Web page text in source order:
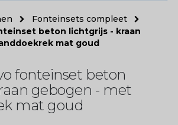
Fonteinsets compleet
beton lichtgrijs - kraan
mat goud
fonteinset beton
gebogen - met
mat goud